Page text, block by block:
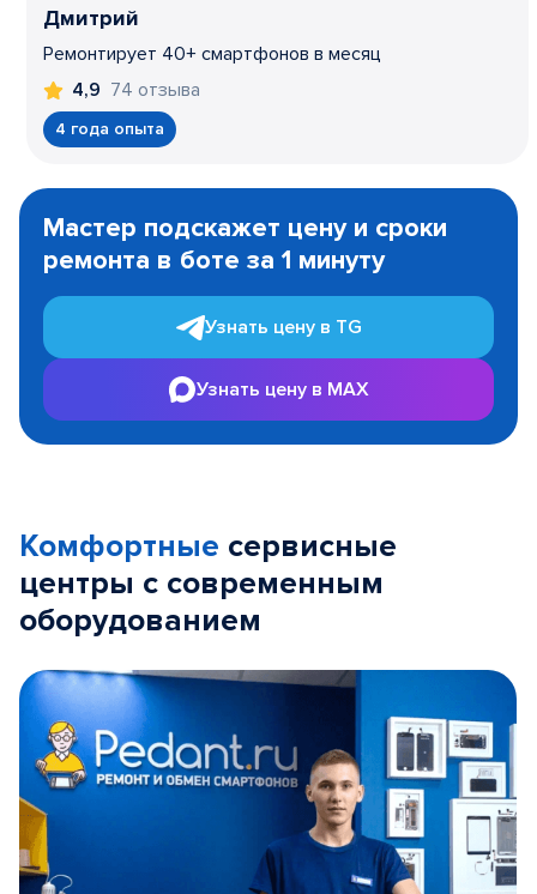
Дмитрий
Ремонтирует 40+ смартфонов в месяц
4,9 74 отзыва
4 года опыта
1
Мастер подскажет цену и сроки
ремонта в боте за 1 минуту
Узнать цену в TG
Узнать цену в MAX
Комфортные сервисные
центры с современным
оборудованием